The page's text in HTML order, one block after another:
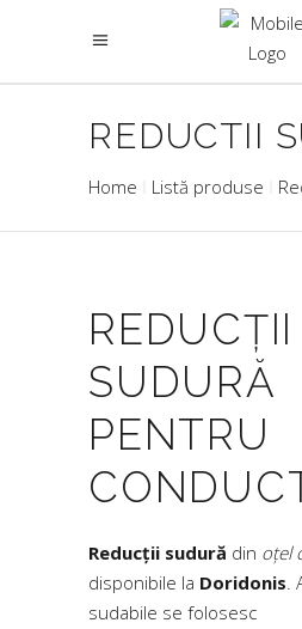
REDUCTII
Home Listă produse
REDUCȚII
SUDURĂ
PENTRU
Reducții sudură din oțel
disponibile la Doridonis.
sudabile se folosesc